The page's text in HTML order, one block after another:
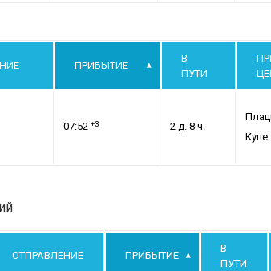
ПРИБЫТИЕ
В
ПУТИ
07:52 +3 2 д. 8 ч.
Купе
ОТПРАВЛЕНИЕ ПРИБЫТИЕ
В
ПУТИ